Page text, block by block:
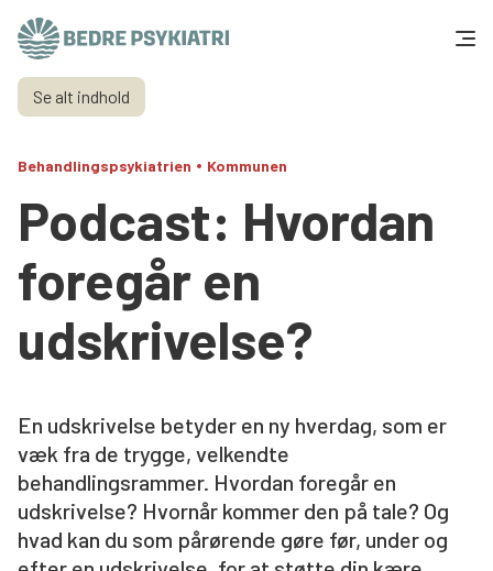
Skip to content
Få hjælp
Tal og fakta
Om os
Vær med
Presse og politik
Støt os
Søg
Se alt indhold
Behandlingspsykiatrien • Kommunen
Podcast: Hvordan
foregår en
udskrivelse?
En udskrivelse betyder en ny hverdag, som er
væk fra de trygge, velkendte
behandlingsrammer. Hvordan foregår en
udskrivelse? Hvornår kommer den på tale? Og
hvad kan du som pårørende gøre før, under og